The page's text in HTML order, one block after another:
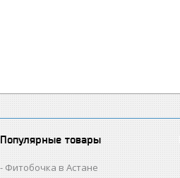
Популярные товары
Фитобочка в Астане